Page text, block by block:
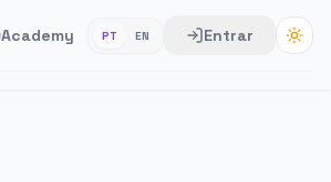
Academy PT EN Entrar